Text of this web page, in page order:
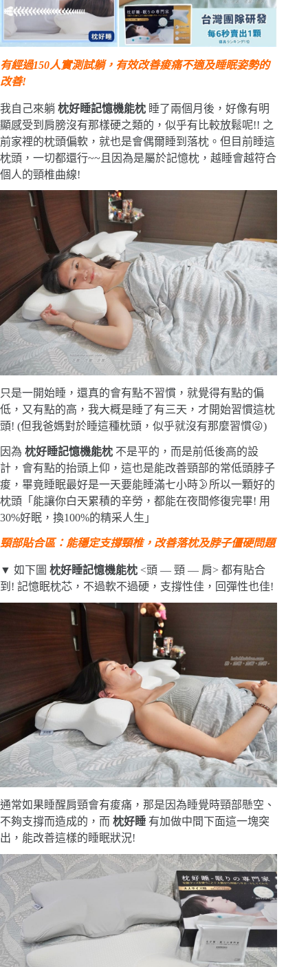
有經過150人實測試躺，有效改善痠痛不適及睡眠姿勢的
改善!
我自己來躺 枕好睡記憶機能枕 睡了兩個月後，好像有明
顯感受到肩膀沒有那樣硬之類的，似乎有比較放鬆呢!! 之
前家裡的枕頭偏軟，就也是會偶爾睡到落枕。但目前睡這
枕頭，一切都還行~~且因為是屬於記憶枕，越睡會越符合
個人的頸椎曲線!
只是一開始睡，還真的會有點不習慣，就覺得有點的偏
低，又有點的高，我大概是睡了有三天，才開始習慣這枕
頭! (但我爸媽對於睡這種枕頭，似乎就沒有那麼習慣😜)
因為 枕好睡記憶機能枕 不是平的，而是前低後高的設
計，會有點的抬頭上仰，這也是能改善頸部的常低頭脖子
痠，畢竟睡眠最好是一天要能睡滿七小時🌛所以一顆好的
枕頭「能讓你白天累積的辛勞，都能在夜間修復完畢! 用
30%好眠，換100%的精采人生」
頸部貼合區：能穩定支撐頸椎，改善落枕及脖子僵硬問題
▼ 如下圖 枕好睡記憶機能枕 <頭 — 頸 — 肩> 都有貼合
到! 記憶眠枕芯，不過軟不過硬，支撐性佳，回彈性也佳!
通常如果睡醒肩頸會有痠痛，那是因為睡覺時頸部懸空、
不夠支撐而造成的，而 枕好睡 有加做中間下面這一塊突
出，能改善這樣的睡眠狀況!